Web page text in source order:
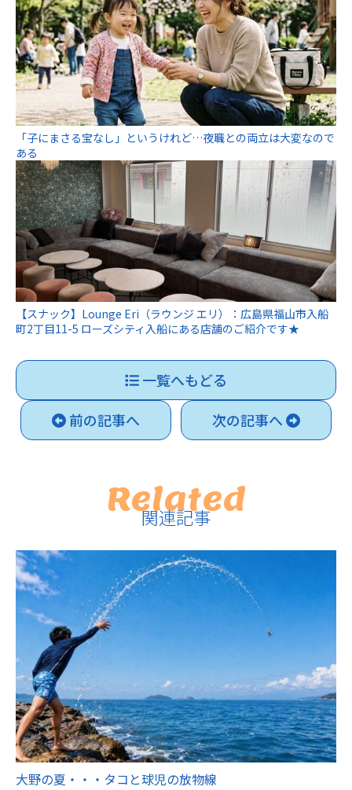
「子にまさる宝なし」というけれど…夜職との両立は大変なので
ある
【スナック】Lounge Eri（ラウンジ エリ）：広島県福山市入船
町2丁目11-5 ローズシティ入船にある店舗のご紹介です★
一覧へもどる
前の記事へ
次の記事へ
Related
関連記事
大野の夏・・・タコと球児の放物線